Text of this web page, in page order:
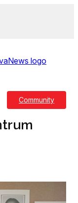
Community